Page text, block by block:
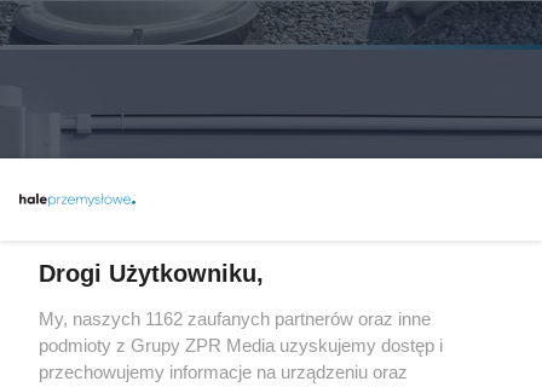
Drogi Użytkowniku,
My, naszych 1162 zaufanych partnerów oraz inne
podmioty z Grupy ZPR Media uzyskujemy dostęp i
przechowujemy informacje na urządzeniu oraz